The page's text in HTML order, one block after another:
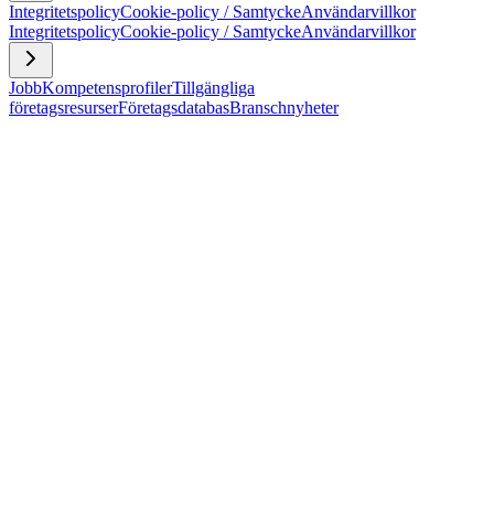
IntegritetspolicyCookie-policy / SamtyckeAnvändarvillkor
IntegritetspolicyCookie-policy / SamtyckeAnvändarvillkor
JobbKompetensprofilerTillgängliga
företagsresurserFöretagsdatabasBranschnyheter